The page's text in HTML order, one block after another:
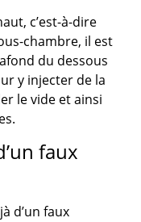
c’est-à-dire
chambre, il est
du dessous
y injecter de la
le vide et ainsi
faux
d’un faux